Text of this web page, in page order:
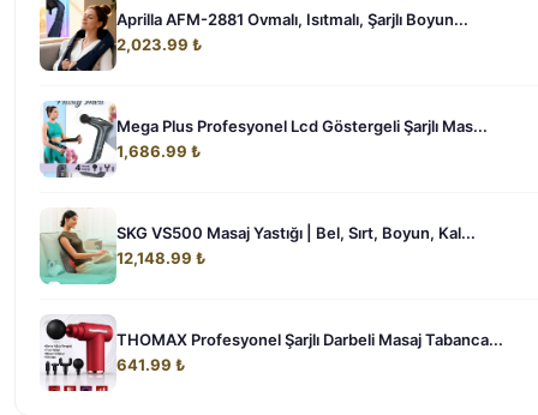
Aprilla AFM-2881 Ovmalı, Isıtmalı, Şarjlı Boyun...
2,023.99 ₺
Mega Plus Profesyonel Lcd Göstergeli Şarjlı Mas...
1,686.99 ₺
SKG VS500 Masaj Yastığı | Bel, Sırt, Boyun, Kal...
12,148.99 ₺
THOMAX Profesyonel Şarjlı Darbeli Masaj Tabanca...
641.99 ₺